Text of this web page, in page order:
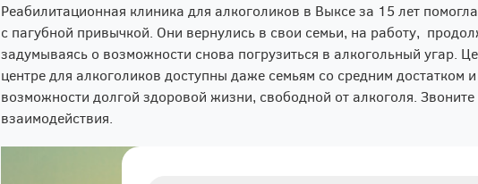
Реабилитационная клиника для алкоголиков в Выксе за 15 лет
с пагубной привычкой. Они вернулись в свои семьи, на работу,
задумываясь о возможности снова погрузиться в алкогольный угар.
центре для алкоголиков доступны даже семьям со средним достатком
возможности долгой здоровой жизни, свободной от алкоголя.
взаимодействия.